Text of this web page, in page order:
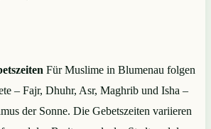
Für Muslime in Blumenau folgen
– Fajr, Dhuhr, Asr, Maghrib und Isha –
der Sonne. Die Gebetszeiten variieren